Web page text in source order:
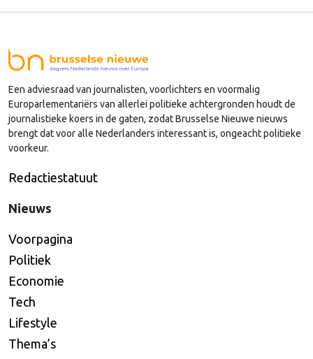
Zaken, en hoe kan je daar als Kamerlid werk van
maken? Onze columnist Mendeltje van Keulen
(cartoon) schreef er een handboek over, dat deze
week wordt gepresenteerd in Den Haag.
Een adviesraad van journalisten, voorlichters en voormalig
Europarlementariërs van allerlei politieke achtergronden houdt de
journalistieke koers in de gaten, zodat Brusselse Nieuwe nieuws
brengt dat voor alle Nederlanders interessant is, ongeacht politieke
voorkeur.
Redactiestatuut
Nieuws
Voorpagina
Politiek
Economie
Tech
Lifestyle
Thema’s